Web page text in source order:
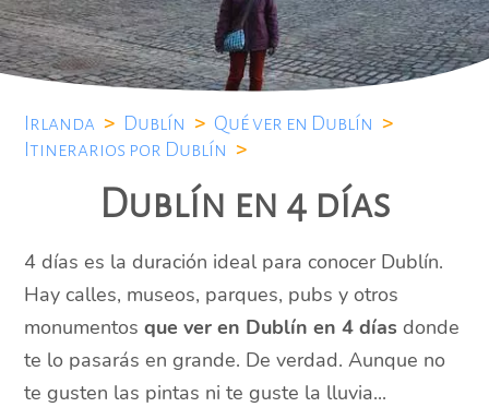
Irlanda > Dublín > Qué ver en Dublín >
Itinerarios por Dublín >
Dublín en 4 días
4 días es la duración ideal para conocer Dublín.
Hay calles, museos, parques, pubs y otros
monumentosque ver en Dublín en 4 días donde
te lo pasarás en grande. De verdad. Aunque no
te gusten las pintas ni te guste la lluvia...